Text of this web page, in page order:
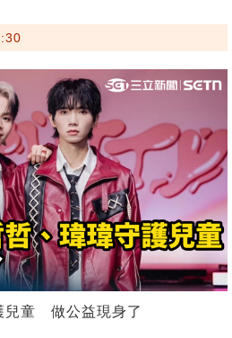
兒童 做公益現身了